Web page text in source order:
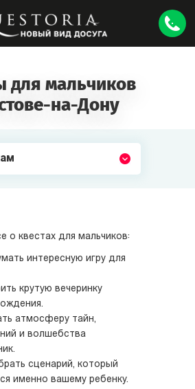
для мальчиков
на-Дону
о квестах для мальчиков:
интересную игру для
крутую вечеринку
атмосферу тайн,
и волшебства
сценарий, который
именно вашему ребенку.